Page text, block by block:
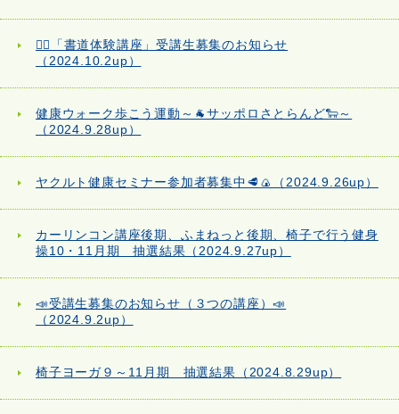
✍🏻「書道体験講座」受講生募集のお知らせ
（2024.10.2up）
健康ウォーク歩こう運動～🐐サッポロさとらんど🐑～
（2024.9.28up）
ヤクルト健康セミナー参加者募集中🥩🍙（2024.9.26up）
カーリンコン講座後期、ふまねっと後期、椅子で行う健身
操10・11月期 抽選結果（2024.9.27up）
📣受講生募集のお知らせ（３つの講座）📣
（2024.9.2up）
椅子ヨーガ９～11月期 抽選結果（2024.8.29up）